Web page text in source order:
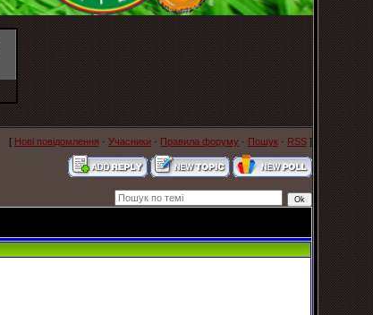
[ Нові повідомлення · Учасники · Правила форуму · Пошук · RSS ]